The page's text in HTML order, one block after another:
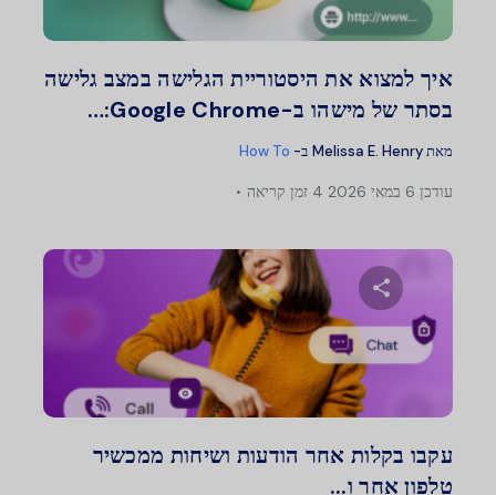
איך למצוא את היסטוריית הגלישה במצב גלישה
בסתר של מישהו ב-Google Chrome:…
מאתMelissa E. Henry ב- How To
עודכן 4 זמן קריאה
שתף מאמר זה
עקבו בקלות אחר הודעות ושיחות ממכשיר
טלפון אחר ו...